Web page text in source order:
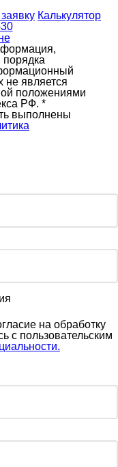
Калькулятор
порядка
не является
положениями
РФ. *
выполнены
на обработку
c пользовательским